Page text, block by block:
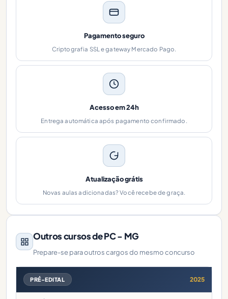
Pagamento seguro
Criptografia SSL e gateway Mercado Pago.
Acesso em 24h
Entrega automática após pagamento confirmado.
Atualização grátis
Novas aulas adicionadas? Você recebe de graça.
Outros cursos de PC - MG
Prepare-se para outros cargos do mesmo concurso
PRÉ-EDITAL 2025